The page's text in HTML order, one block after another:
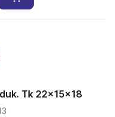
Tk 22x15x18